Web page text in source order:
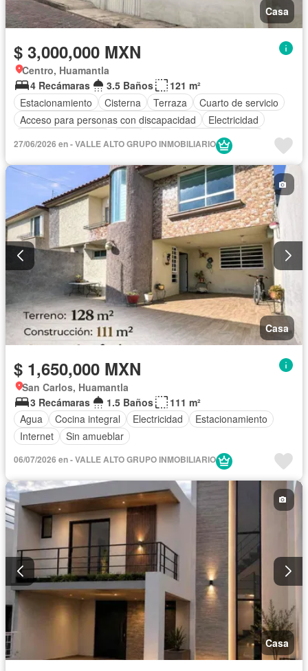
Casa
$ 3,000,000 MXN
Centro, Huamantla
4 Recámaras
3.5 Baños
121 m²
Estacionamiento
Cisterna Terraza
Cuarto de servicio
Acceso para personas con discapacidad
Electricidad
Permite mascotas
27/06/2026 en - VALLE ALTO GRUPO INMOBILIARIO
Casa
$ 1,650,000 MXN
San Carlos, Huamantla
3 Recámaras
1.5 Baños
111 m²
Agua
Cocina integral Electricidad
Estacionamiento
Internet
Sin amueblar
06/07/2026 en - VALLE ALTO GRUPO INMOBILIARIO
Casa